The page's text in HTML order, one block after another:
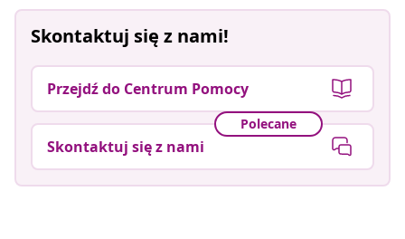
Skontaktuj się z nami!
Przejdź do Centrum Pomocy
Polecane
Skontaktuj się z nami